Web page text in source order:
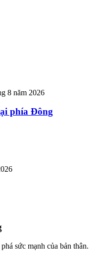
8 năm 2026
phía Đông
sức mạnh của bản thân.